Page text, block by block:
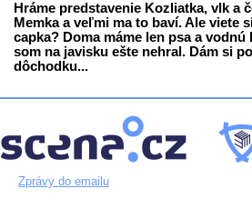
Hráme predstavenie Kozliatka, vlk a
Memka a veľmi ma to baví. Ale viete
capka? Doma máme len psa a
som na javisku ešte nehral. Dám si
dôchodku...
Zprávy do emailu